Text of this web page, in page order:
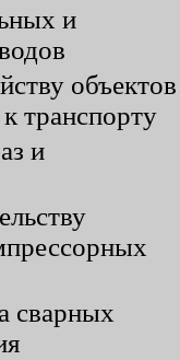
и
объектов
транспорту
и
сварных